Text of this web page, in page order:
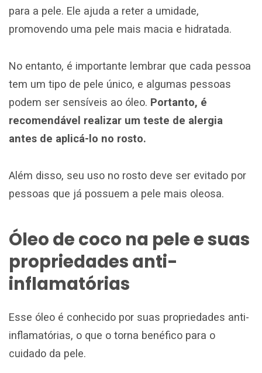
para a pele. Ele ajuda a reter a umidade,
promovendo uma pele mais macia e hidratada.
No entanto, é importante lembrar que cada pessoa
tem um tipo de pele único, e algumas pessoas
podem ser sensíveis ao óleo. Portanto, é
recomendável realizar um teste de alergia
antes de aplicá-lo no rosto.
Além disso, seu uso no rosto deve ser evitado por
pessoas que já possuem a pele mais oleosa.
Óleo de coco na pele e suas
propriedades anti-
inflamatórias
Esse óleo é conhecido por suas propriedades anti-
inflamatórias, o que o torna benéfico para o
cuidado da pele.